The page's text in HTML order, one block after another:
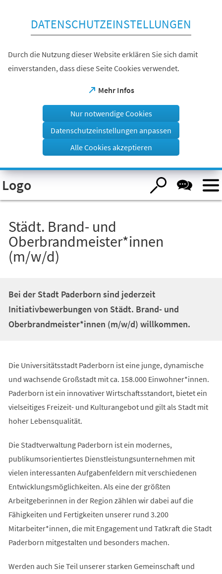
Visuelle
Assistenzsoftware
öffnen.
DATENSCHUTZEINSTELLUNGEN
Durch die Nutzung dieser Website erklären Sie sich damit
einverstanden, dass diese Seite Cookies verwendet.
Mehr Infos
(Öffnet
einem
Tab)
Nur notwendige Cookies
Datenschutzeinstellungen anpassen
Alle Cookies akzeptieren
Logo
Städt. Brand- und
Oberbrandmeister*innen
(m/w/d)
Bei der Stadt Paderborn sind jederzeit
Initiativbewerbungen von Städt. Brand- und
Oberbrandmeister*innen (m/w/d) willkommen.
Die Universitätsstadt Paderborn ist eine junge, dynamische
und wachsende Großstadt mit ca. 158.000 Einwohner*innen.
Paderborn ist ein innovativer Wirtschaftsstandort, bietet ein
vielseitiges Freizeit- und Kulturangebot und gilt als Stadt mit
hoher Lebensqualität.
Die Stadtverwaltung Paderborn ist ein modernes,
publikumsorientiertes Dienstleistungsunternehmen mit
vielen interessanten Aufgabenfeldern mit verschiedenen
Entwicklungsmöglichkeiten. Als eine der größten
Arbeitgeberinnen in der Region zählen wir dabei auf die
Fähigkeiten und Fertigkeiten unserer rund 3.200
Mitarbeiter*innen, die mit Engagement und Tatkraft die Stadt
Paderborn mitgestalten und besonders machen.
Werden auch Sie Teil unserer starken Gemeinschaft und